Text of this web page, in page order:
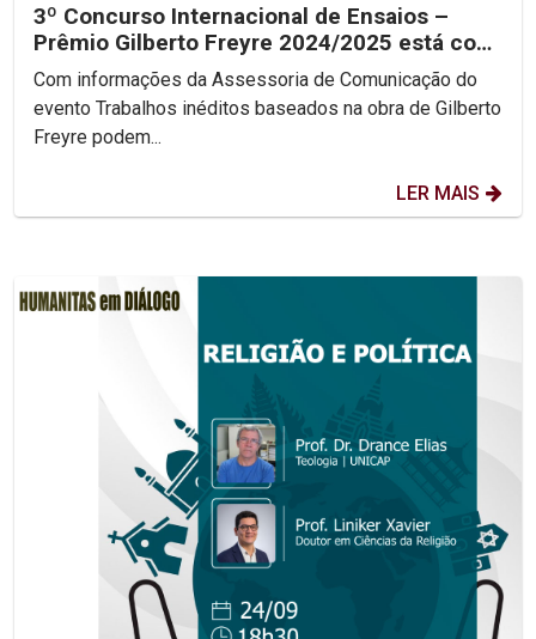
3º Concurso Internacional de Ensaios –
Prêmio Gilberto Freyre 2024/2025 está com
inscrições abertas
Com informações da Assessoria de Comunicação do
evento Trabalhos inéditos baseados na obra de Gilberto
Freyre podem...
LER MAIS